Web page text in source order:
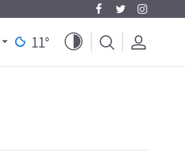
11°